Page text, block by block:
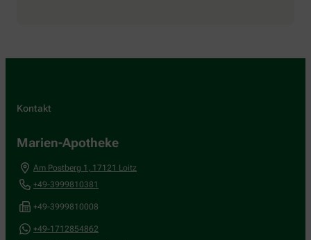
Kontakt
Marien-Apotheke
Am Postberg 1 , 17121 Loitz
+49-3999810381
+49-3999810008
+49-1712854862